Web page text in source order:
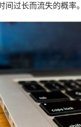
间过长而流失的概率。